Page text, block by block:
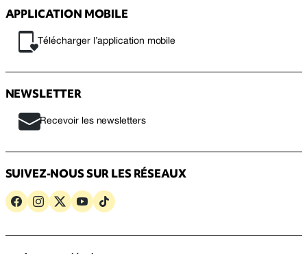
APPLICATION MOBILE
Télécharger l’application mobile
NEWSLETTER
Recevoir les newsletters
SUIVEZ-NOUS SUR LES RÉSEAUX